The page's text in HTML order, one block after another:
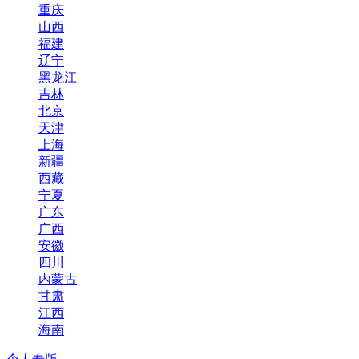
重庆
山西
福建
辽宁
黑龙江
吉林
北京
天津
上海
新疆
西藏
宁夏
广东
广西
安徽
四川
内蒙古
甘肃
江西
海南